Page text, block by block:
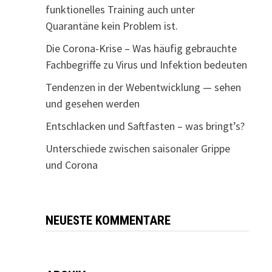
funktionelles Training auch unter
Quarantäne kein Problem ist.
Die Corona-Krise – Was häufig gebrauchte
Fachbegriffe zu Virus und Infektion bedeuten
Tendenzen in der Webentwicklung — sehen
und gesehen werden
Entschlacken und Saftfasten – was bringt’s?
Unterschiede zwischen saisonaler Grippe
und Corona
NEUESTE KOMMENTARE